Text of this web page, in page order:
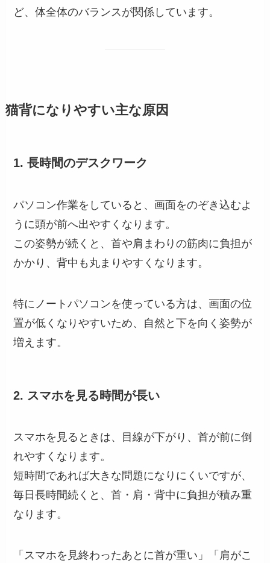
ど、体全体のバランスが関係しています。
猫背になりやすい主な原因
1. 長時間のデスクワーク
パソコン作業をしていると、画面をのぞき込むよ
うに頭が前へ出やすくなります。
この姿勢が続くと、首や肩まわりの筋肉に負担が
かかり、背中も丸まりやすくなります。
特にノートパソコンを使っている方は、画面の位
置が低くなりやすいため、自然と下を向く姿勢が
増えます。
2. スマホを見る時間が長い
スマホを見るときは、目線が下がり、首が前に倒
れやすくなります。
短時間であれば大きな問題になりにくいですが、
毎日長時間続くと、首・肩・背中に負担が積み重
なります。
「スマホを見終わったあとに首が重い」「肩がこ